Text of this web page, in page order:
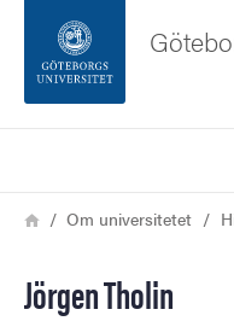
Sidfoten
Länkstig
HemOm universitetet
Jörgen Tholin